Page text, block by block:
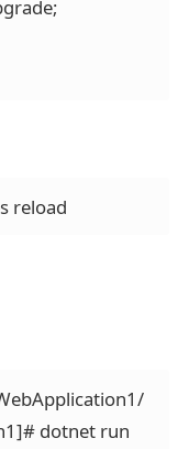
reload
dotnet run